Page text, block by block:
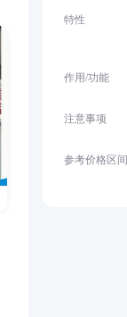
特性
作用/功能
注意事项
参考价格区间